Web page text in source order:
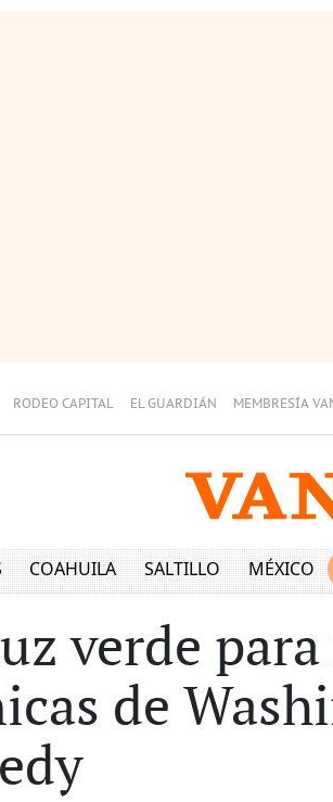
RODEO CAPITAL EL GUARDIÁN MEMBRESÍA
COAHUILA SALTILLO MÉXICO
verde
de